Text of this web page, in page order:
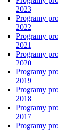
2023
Programy
2022
Programy
2021
Programy
2020
Programy
2019
Programy
2018
Programy
2017
Programy